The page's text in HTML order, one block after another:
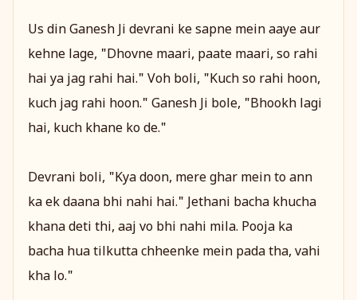
Us din Ganesh Ji devrani ke sapne mein aaye aur
kehne lage, "Dhovne maari, paate maari, so rahi
hai ya jag rahi hai." Voh boli, "Kuch so rahi hoon,
kuch jag rahi hoon." Ganesh Ji bole, "Bhookh lagi
hai, kuch khane ko de."
Devrani boli, "Kya doon, mere ghar mein to ann
ka ek daana bhi nahi hai." Jethani bacha khucha
khana deti thi, aaj vo bhi nahi mila. Pooja ka
bacha hua tilkutta chheenke mein pada tha, vahi
kha lo."